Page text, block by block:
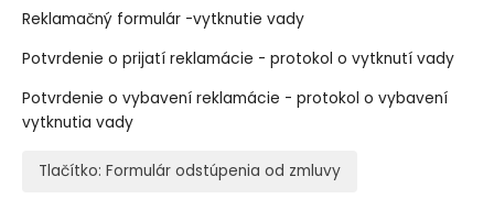
Reklamačný formulár -vytknutie vady
Potvrdenie o prijatí reklamácie - protokol o vytknutí vady
Potvrdenie o vybavení reklamácie - protokol o vybavení
vytknutia vady
Tlačítko: Formulár odstúpenia od zmluvy